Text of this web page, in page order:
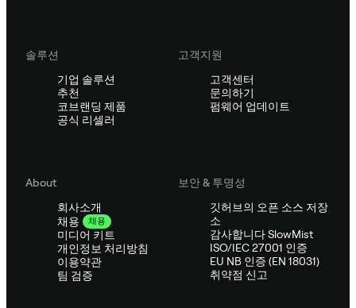
솔루션
기업 솔루션
추천
코브랜딩 제품
공식 리셀러
고객지원
고객센터
문의하기
펌웨어 업데이트
About
회사소개
채용
채용
미디어 키트
개인정보 처리방침
이용약관
팀 검증
보안 & 투명성
깃허브의 오픈 소스 저장
소
감사합니다 SlowMist
ISO/IEC 27001 인증
EU NB 인증 (EN 18031)
취약점 신고